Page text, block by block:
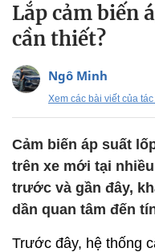
Lắp cảm biến
cần thiết?
Ngô Minh
Xem các bài viết của
Cảm biến áp suất
trên xe mới tại
trước và gần đây,
dần quan tâm đến
Trước đây, hệ thống